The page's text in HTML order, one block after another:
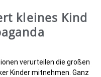
kleines Kind
verurteilen die großen
Kinder mitnehmen. Ganz